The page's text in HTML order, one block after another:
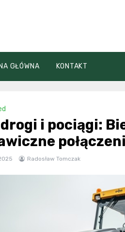
GŁÓWNA KONTAKT
i pociągi:
Radosław Tomczak